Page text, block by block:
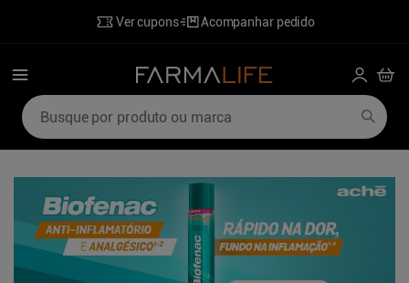
Ver cupons Acompanhar pedido
Busque por produto ou marca
2º
lenzetto
3º
shampoo
hidratante corporal
7
8º
sabonete liquido